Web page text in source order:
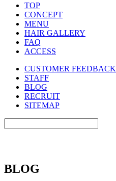
TOP
CONCEPT
MENU
HAIR GALLERY
FAQ
ACCESS
CUSTOMER FEEDBACK
STAFF
BLOG
RECRUIT
SITEMAP
BLOG